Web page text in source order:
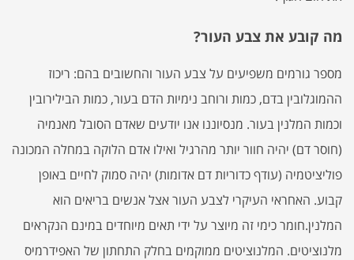
מה קובע את צבע העור?
מספר גורמים משפיעים על צבע העור והחשובים בהם: ריכוז
ההמוגלובין בדם, כמות ורוחב נימיות הדם בעור, כמות הבילירובין
וכמות המלנין בעור. מנסיוננו אנו יודעים שאדם הסובל מאנמיה
(חוסר דם) יהיה חוור יותר מהרגיל ואילו אדם הלוקה במחלה המכונה
פוליציטמיה (עודף כדוריות דם אדומות) יהיה סמוק לחיים באופן
קבוע. האחראי העיקרי לצבע העור אצל אנשים בריאים הוא
המלנין.חומר כימי זה מיוצר על ידי תאים מיוחדים במינם הנקראים
מלנוציטים. המלנוציטים ממוקמים בחלק התחתון של האפידרמיס